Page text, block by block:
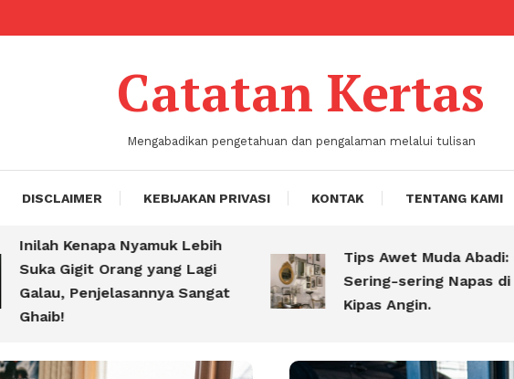
Catatan Kertas
Mengabadikan pengetahuan dan pengalaman melalui tulisan
DISCLAIMER KEBIJAKAN PRIVASI KONTAK TENTANG KAMI
Inilah Kenapa Nyamuk Lebih
Suka Gigit Orang yang Lagi
Galau, Penjelasannya Sangat
Ghaib!
Tips Awet Muda Abadi:
Sering-sering Napas di
Kipas Angin.